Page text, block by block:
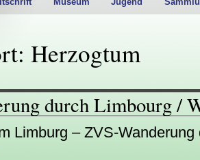
Herzogtum
durch Limbourg /
Limburg – ZVS-